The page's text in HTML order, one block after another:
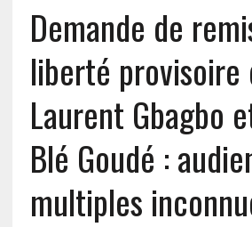
Demande de
liberté provisoire
Laurent Gbagbo
Blé Goudé :
multiples